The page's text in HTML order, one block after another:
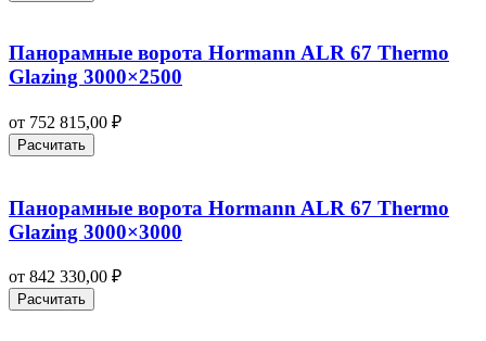
Панорамные ворота Hormann ALR 67 Thermo
Glazing 3000×2500
от 752 815,00 ₽
Расчитать
Панорамные ворота Hormann ALR 67 Thermo
Glazing 3000×3000
от 842 330,00 ₽
Расчитать